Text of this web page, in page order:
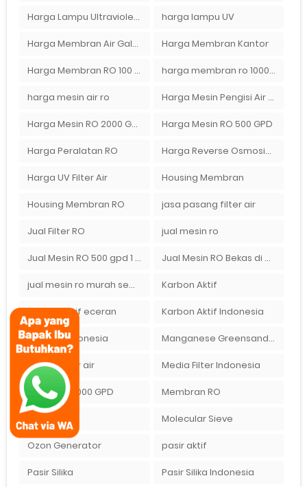
Harga Lampu Ultraviolet Depot Air Isi Ulang harga lampu UV
Harga Membran Air Galon Harga Membran Kantor
Harga Membran RO 100 gpd harga membran ro 1000 gpd
harga mesin air ro Harga Mesin Pengisi Air Galon
Harga Mesin RO 2000 GPD Harga Mesin RO 500 GPD
Harga Peralatan RO Harga Reverse Osmosis di Semarang
Harga UV Filter Air Housing Membran
Housing Membran RO jasa pasang filter air
Jual Filter RO jual mesin ro
Jual Mesin RO 500 gpd 1 Membran Jual Mesin RO Bekas di Medan
jual mesin ro murah semarang Karbon Aktif
karbon aktif eceran Karbon Aktif Indonesia
Lewatit Indonesia Manganese Greensand Plus
media filter air Media Filter Indonesia
Membran 1000 GPD Membran RO
mesin ro Molecular Sieve
Ozon Generator pasir aktif
Pasir Silika Pasir Silika Indonesia